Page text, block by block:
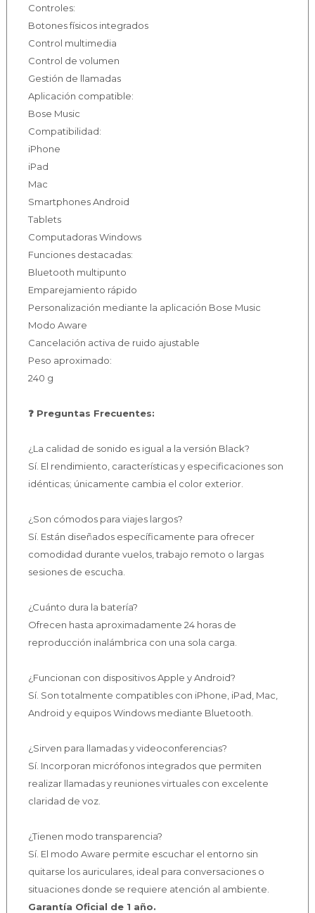
Controles:
Botones físicos integrados
Control multimedia
Control de volumen
Gestión de llamadas
Aplicación compatible:
Bose Music
Compatibilidad:
iPhone
iPad
Mac
Smartphones Android
Tablets
Computadoras Windows
Funciones destacadas:
Bluetooth multipunto
Emparejamiento rápido
Personalización mediante la aplicación Bose Music
Modo Aware
Cancelación activa de ruido ajustable
Peso aproximado:
240 g
❓ Preguntas Frecuentes:
¿La calidad de sonido es igual a la versión Black?
Sí. El rendimiento, características y especificaciones son
idénticas; únicamente cambia el color exterior.
¿Son cómodos para viajes largos?
Sí. Están diseñados específicamente para ofrecer
comodidad durante vuelos, trabajo remoto o largas
sesiones de escucha.
¿Cuánto dura la batería?
Ofrecen hasta aproximadamente 24 horas de
reproducción inalámbrica con una sola carga.
¿Funcionan con dispositivos Apple y Android?
Sí. Son totalmente compatibles con iPhone, iPad, Mac,
Android y equipos Windows mediante Bluetooth.
¿Sirven para llamadas y videoconferencias?
Sí. Incorporan micrófonos integrados que permiten
realizar llamadas y reuniones virtuales con excelente
claridad de voz.
¿Tienen modo transparencia?
Sí. El modo Aware permite escuchar el entorno sin
quitarse los auriculares, ideal para conversaciones o
situaciones donde se requiere atención al ambiente.
Garantía Oficial de 1 año.